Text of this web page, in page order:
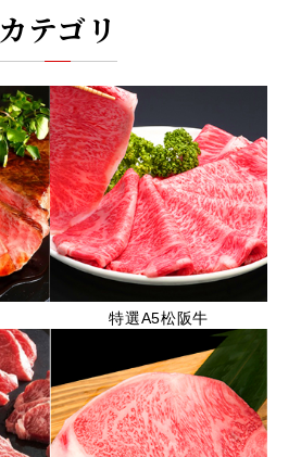
カテゴリ
特選A5松阪牛